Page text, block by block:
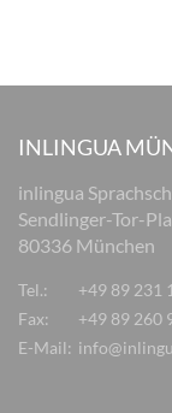
INLINGUA
inlingua
Sendlinger-Tor-
80336 München
Tel.:
+49 89 231
Fax:
+49 89 260
E-Mail: